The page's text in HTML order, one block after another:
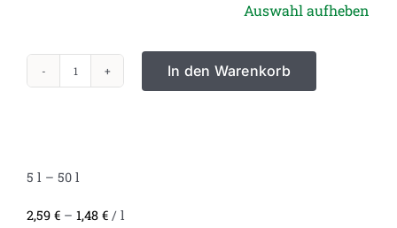
Auswahl aufheben
IPA
Fruchtig,
In den Warenkorb
5 l – 50 l
2,59 € – 1,48 € / l